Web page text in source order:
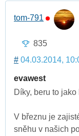
tom-791
835
# 04.03.2014,
evawest
Díky, beru to
V březnu je
sněhu v našich